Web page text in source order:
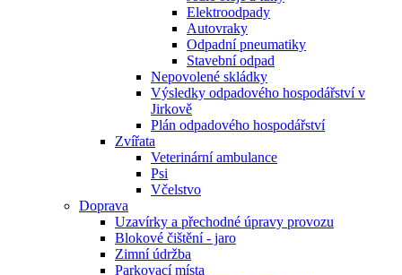
Elektroodpady
Autovraky
Odpadní pneumatiky
Stavební odpad
Nepovolené skládky
Výsledky odpadového hospodářství v
Jirkově
Plán odpadového hospodářství
Zvířata
Veterinární ambulance
Psi
Včelstvo
Doprava
Uzavírky a přechodné úpravy provozu
Blokové čištění - jaro
Zimní údržba
Parkovací místa